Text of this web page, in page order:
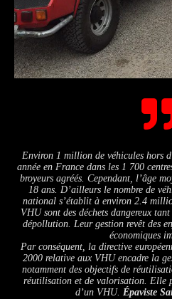
Environ 1 million de véhicules hors
année en France dans les 1 700
broyeurs agréés. Cependant, l’âge
18 ans. D’ailleurs le nombre de
national s’établit à environ 2.4
VHU sont des déchets dangereux
dépollution. Leur gestion revêt des
économiques
Par conséquent, la directive
2000 relative aux VHU encadre la
notamment des objectifs de
réutilisation et de valorisation. Elle
d’un VHU. Épaviste